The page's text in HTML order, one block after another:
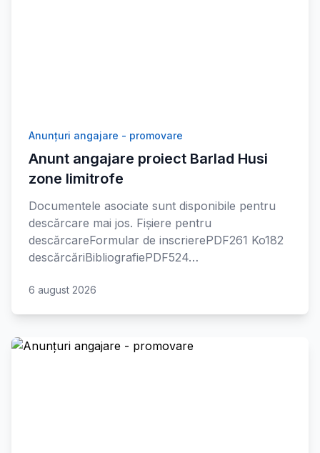
Anunțuri angajare - promovare
Anunt angajare proiect Barlad Husi
zone limitrofe
Documentele asociate sunt disponibile pentru
descărcare mai jos. Fișiere pentru
descărcareFormular de inscrierePDF261 Ko182
descărcăriBibliografiePDF524…
6 august 2026